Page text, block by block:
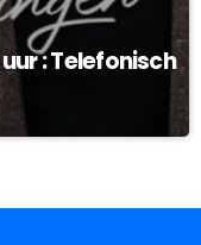
: Telefonisch